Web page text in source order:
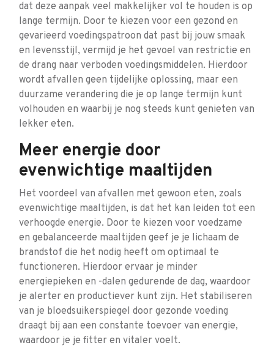
dat deze aanpak veel makkelijker vol te houden is op
lange termijn. Door te kiezen voor een gezond en
gevarieerd voedingspatroon dat past bij jouw smaak
en levensstijl, vermijd je het gevoel van restrictie en
de drang naar verboden voedingsmiddelen. Hierdoor
wordt afvallen geen tijdelijke oplossing, maar een
duurzame verandering die je op lange termijn kunt
volhouden en waarbij je nog steeds kunt genieten van
lekker eten.
Meer energie door
evenwichtige maaltijden
Het voordeel van afvallen met gewoon eten, zoals
evenwichtige maaltijden, is dat het kan leiden tot een
verhoogde energie. Door te kiezen voor voedzame
en gebalanceerde maaltijden geef je je lichaam de
brandstof die het nodig heeft om optimaal te
functioneren. Hierdoor ervaar je minder
energiepieken en -dalen gedurende de dag, waardoor
je alerter en productiever kunt zijn. Het stabiliseren
van je bloedsuikerspiegel door gezonde voeding
draagt bij aan een constante toevoer van energie,
waardoor je je fitter en vitaler voelt.